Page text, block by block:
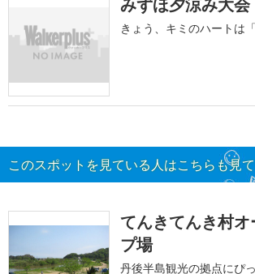
みずほ夕涼み大会
きょう、キミのハートは
このスポットを見ている人はこちらも見
てんきてんき村
プ場
丹後半島観光の拠点にぴ